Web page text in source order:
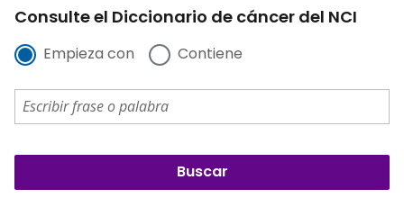
Consulte el Diccionario de cáncer del NCI
Empieza con Contiene